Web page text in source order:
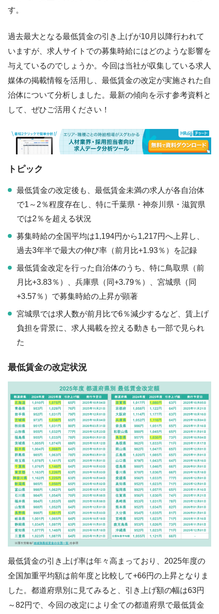
す。
過去最大となる最低賃金の引き上げが10月以降行われて
いますが、求人サイトでの募集時給にはどのような影響を
与えているのでしょうか。今回は当社が収集している求人
媒体の掲載情報を活用し、最低賃金の改定が実施された自
治体について分析しました。最新の傾向を示す参考資料と
して、ぜひご活用ください！
トピック
最低賃金の改定後も、最低賃金未満の求人が各自治体
で1～2％程度存在し、特に千葉県・神奈川県・滋賀県
では2％を超える状況
募集時給の全国平均は1,194円から1,217円へ上昇し、
過去3年半で最大の伸び率（前月比+1.93％）を記録
最低賃金改定を行った自治体のうち、特に鳥取県（前
月比+3.83％）、兵庫県（同+3.79％）、宮城県（同
+3.57％）で募集時給の上昇が顕著
宮城県では求人数が前月比で6％減少するなど、賃上げ
負担を背景に、求人掲載を控える動きも一部で見られ
た
最低賃金の改定状況
最低賃金の引き上げ率は年々高まっており、2025年度の
全国加重平均額は前年度と比較して+66円の上昇となりま
した。都道府県別に見てみると、引き上げ額の幅は63円
～82円で、今回の改定により全ての都道府県で最低賃金